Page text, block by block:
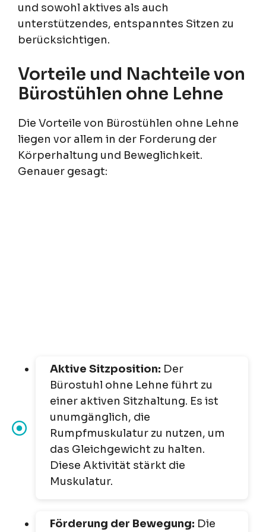
und sowohl aktives als auch
unterstützendes, entspanntes Sitzen zu
berücksichtigen.
Vorteile und Nachteile von
Bürostühlen ohne Lehne
Die Vorteile von Bürostühlen ohne Lehne
liegen vor allem in der Forderung der
Körperhaltung und Beweglichkeit.
Genauer gesagt:
Aktive Sitzposition: Der
Bürostuhl ohne Lehne führt zu
einer aktiven Sitzhaltung. Es ist
unumgänglich, die
Rumpfmuskulatur zu nutzen, um
das Gleichgewicht zu halten.
Diese Aktivität stärkt die
Muskulatur.
Förderung der Bewegung: Die